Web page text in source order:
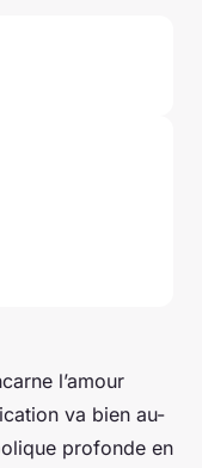
l’amour
va bien au-
profonde en